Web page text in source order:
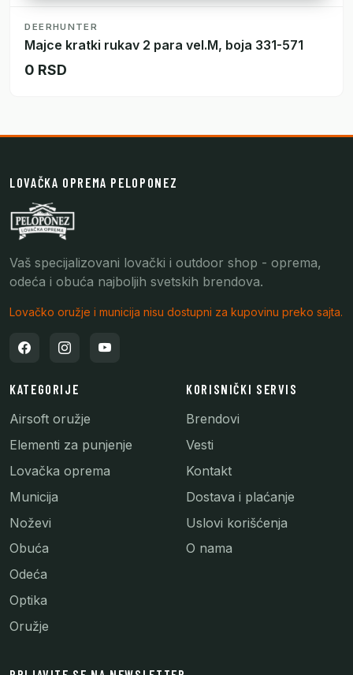
DEERHUNTER
Majce kratki rukav 2 para vel.M, boja 331-571
0 RSD
LOVAČKA OPREMA PELOPONEZ
Vaš specijalizovani lovački i outdoor shop - oprema,
odeća i obuća najboljih svetskih brendova.
Lovačko oružje i municija nisu dostupni za kupovinu preko sajta.
KATEGORIJE
Airsoft oružje
Elementi za punjenje
Lovačka oprema
Municija
Noževi
Obuća
Odeća
Optika
Oružje
KORISNIČKI SERVIS
Brendovi
Vesti
Kontakt
Dostava i plaćanje
Uslovi korišćenja
O nama